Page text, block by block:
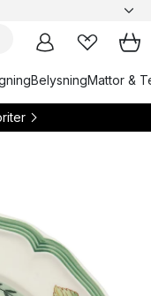
BelysningMattor &